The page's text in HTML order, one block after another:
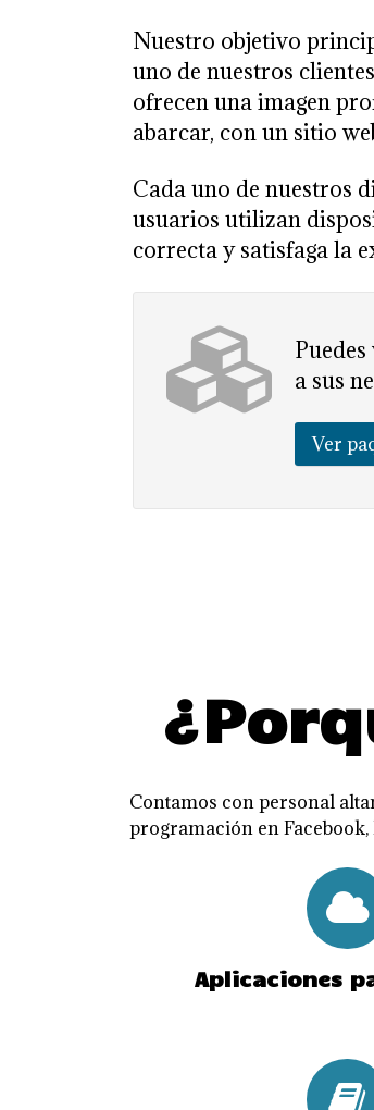
Nuestro objetivo
uno de nuestros
ofrecen una imagen
abarcar, con un sitio
Cada uno de nuestros
usuarios utilizan
correcta y satisfaga la
a sus
Ver
Contamos con personal
programación en
Aplicaciones